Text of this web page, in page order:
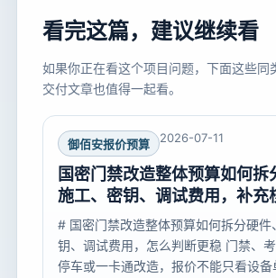
看完这篇，建议继续看
如果你正在看这个项目问题，下面这些同
交付文章也值得一起看。
御佰安报价预算 2026-07-11
国密门禁改造整体预算如何拆
施工、密钥、调试费用，补
# 国密门禁改造整体预算如何拆分硬件
钥、调试费用，怎么判断更稳 门禁、考
停车或一卡通改造，报价不能只看设备